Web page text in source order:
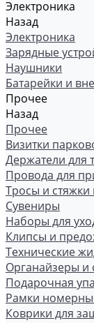
Электроника
Назад
Электроника
Зарядные
Наушники
Батарейки и
Прочее
Назад
Прочее
Визитки
Держатели для
Провода для
Тросы и стяжки
Сувениры
Наборы для
Клипсы и
Технические
Органайзеры и
Подарочная
Рамки
Коврики для